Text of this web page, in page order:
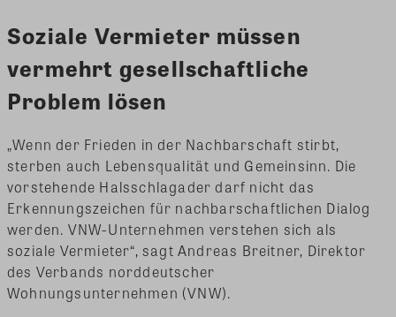
Soziale Vermieter müssen
vermehrt gesellschaftliche
Problem lösen
„Wenn der Frieden in der Nachbarschaft stirbt,
sterben auch Lebensqualität und Gemeinsinn. Die
vorstehende Halsschlagader darf nicht das
Erkennungszeichen für nachbarschaftlichen Dialog
werden. VNW-Unternehmen verstehen sich als
soziale Vermieter“, sagt Andreas Breitner, Direktor
des Verbands norddeutscher
Wohnungsunternehmen (VNW).